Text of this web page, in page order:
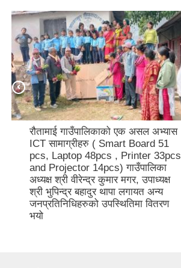
रौतामाई गाउँपालिकाको एक असल अभ्यास
ICT सामाग्रीहरु ( Smart Board 51
pcs, Laptop 48pcs , Printer 33pcs
and Projector 14pcs) गाउँपालिका
अध्यक्ष श्री वीरेन्द्र कुमार मगर, उपाध्यक्ष
श्री भुपिन्द्र बहादुर थापा लगायत अन्य
जनप्रतिनिधिहरुको उपस्थितिमा वितरण
भयो